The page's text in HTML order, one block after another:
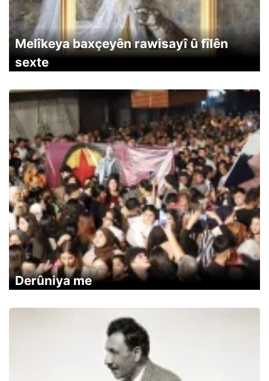
Melîkeya baxçeyên rawisayî û fîlên
sexte
Derûniya me